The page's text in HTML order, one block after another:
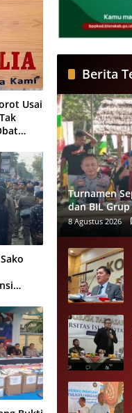
Usai
Berita
Turnamen
dan BIL
Sportivitas
8 Agustus 2026